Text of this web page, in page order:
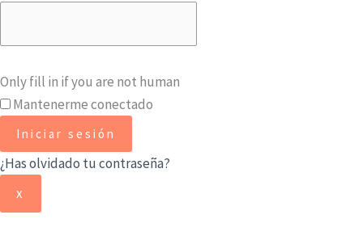
Only fill in if you are not human
Mantenerme conectado
¿Has olvidado tu contraseña?
x